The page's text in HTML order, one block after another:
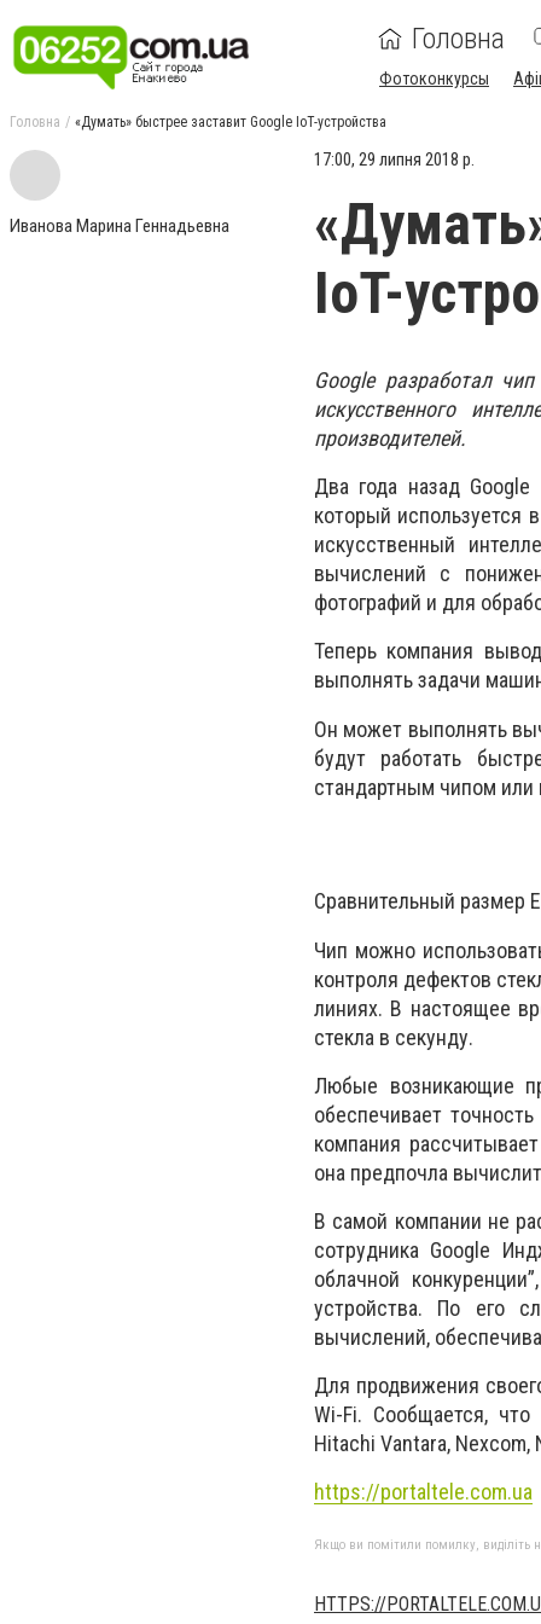
Головна
Фотоконкурсы
Головна «Думать» быстрее заставит Google IoT-устройства
Иванова Марина Геннадьевна
17:00, 29 липня 2018 р.
IoT-
Google разработал
искусственного
производителей.
Два года назад
который используется
искусственный
вычислений с
фотографий и для
Теперь компания
выполнять задачи
Он может выполнять
будут работать
стандартным чипом или
Сравнительный размер
Чип можно
контроля дефектов
линиях. В настоящее
стекла в секунду.
Любые возникающие
обеспечивает
компания
она предпочла
В самой компании не
сотрудника Google
облачной
устройства. По его
вычислений,
Для продвижения
Wi-Fi. Сообщается, что
Hitachi Vantara, Nexcom,
https://portaltele.com.ua
Якщо ви помітили помилку, виділіть
HTTPS://